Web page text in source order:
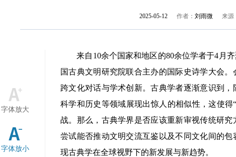
2025-05-12 作者： 刘雨微 来源
字体放大
字体放小
来自10余个国家和地区的80余位学者于4月齐
国古典文明研究院联合主办的国际史诗学大会
跨文化对话与学术创新。古典学者逐渐意识到
科学和历史等领域展现出惊人的相似性，这使
战。那么，古典学界是否应该重新审视传统研
尝试能否推动文明交流互鉴以及不同文化间的
现古典学在全球视野下的新发展与新趋势。